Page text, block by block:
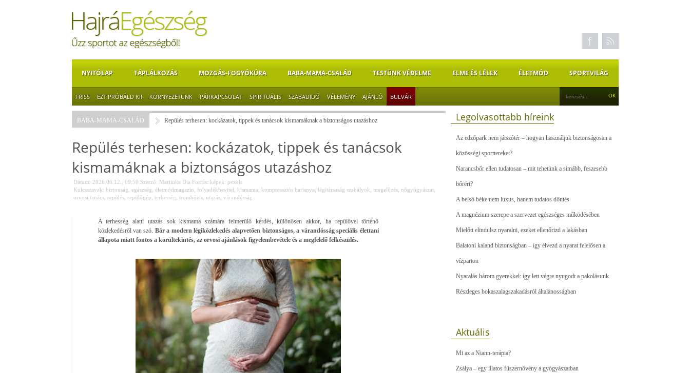
NYITÓLAP TÁPLÁLKOZÁS MOZGÁS-FOGYÓKÚRA BABA-MAMA-CSALÁD TESTÜNK VÉDELME ELME ÉS LÉLEK ÉLETMÓD SPORTVILÁG
FRISS EZT PRÓBÁLD KI! KÖRNYEZETÜNK PÁRKAPCSOLAT SPIRITUÁLIS SZABADIDŐ VÉLEMÉNY AJÁNLÓ BULVÁR
BABA-MAMA-CSALÁD Repülés terhesen: kockázatok, tippek és tanácsok kismamáknak a biztonságos utazáshoz
Repülés terhesen: kockázatok, tippek és tanácsok
kismamáknak a biztonságos utazáshoz
Dátum: 2026.06.12., 09:50 Szerző: Martinka Dia Forrás: képek: pexels
Kulcsszavak: biztonság egészség életmódmagazin folyadékbevitel kismama kompressziós harisnya légitársaság szabályok megelőzés, nőgyógyászat,
orvosi tanács, repülés, repülőgép terhesség trombózis, utazás, várandósság
A terhesség alatti utazás sok kismama számára felmerülő kérdés, különösen akkor, ha repülővel történő
közlekedésről van szó. Bár a modern légiközlekedés alapvetően biztonságos, a várandósság speciális élettani
állapota miatt fontos a körültekintés, az orvosi ajánlások figyelembevétele és a megfelelő felkészülés.
Legolvasottabb híreink
Az edzőpark nem játszótér – hogyan használjuk biztonságosan a
közösségi sporttereket?
Narancsbőr ellen tudatosan – mit tehetünk a simább, feszesebb
bőrért?
A belső béke nem luxus, hanem tudatos döntés
A magnézium szerepe a szervezet egészséges működésében
Mielőtt elindulsz nyaralni, ezeket ellenőrizd a lakásban
Balatoni kaland biztonságban – így élvezd a nyarat felelősen a
vízparton
Nyaralás három gyerekkel: így lett végre nyugodt a pakolásunk
Részleges bokaszalagszakadásról általànosságban
Aktuális
Mi az a Niann-terápia?
Zsálya – egy illatos fűszernövény a gyógyászatban